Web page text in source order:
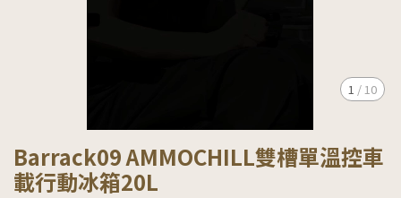
1 /10
Barrack09 AMMOCHILL雙槽單溫控車
載行動冰箱20L